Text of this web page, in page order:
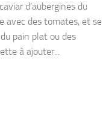
d’aubergines du
avec des tomates, et se
pain plat ou des
à ajouter...